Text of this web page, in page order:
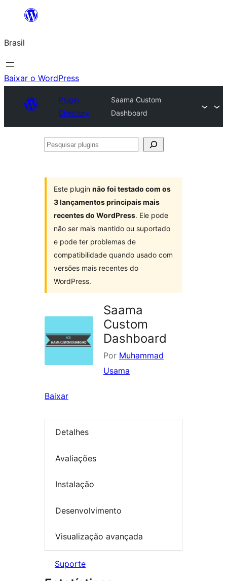
o
conteúdo
Brasil
Baixar o WordPress
Plugin
Directory
Saama Custom
Dashboard
Pesquisar
Este plugin não foi testado com os
3 lançamentos principais mais
recentes do WordPress. Ele pode
não ser mais mantido ou suportado
e pode ter problemas de
compatibilidade quando usado com
versões mais recentes do
WordPress.
Saama
Custom
Dashboard
Por Muhammad
Usama
Baixar
Detalhes
Avaliações
Instalação
Desenvolvimento
Visualização avançada
Suporte